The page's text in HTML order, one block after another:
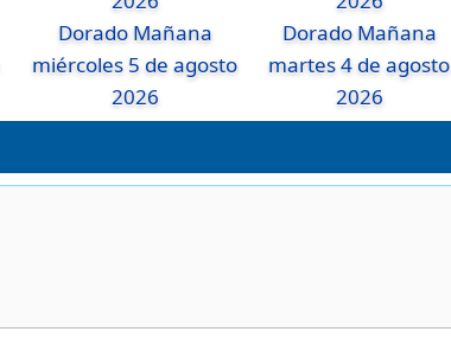
Dorado Mañana
miércoles 5 de agosto
2026
Dorado Mañana
martes 4 de agosto
2026